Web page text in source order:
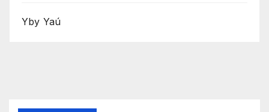
Yby Yaú